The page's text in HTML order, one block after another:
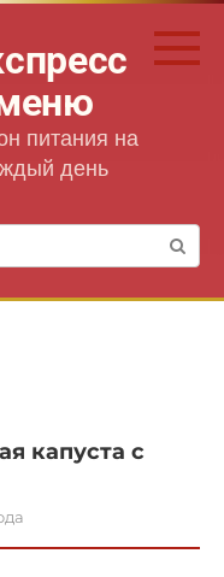
питания на
день
капуста с